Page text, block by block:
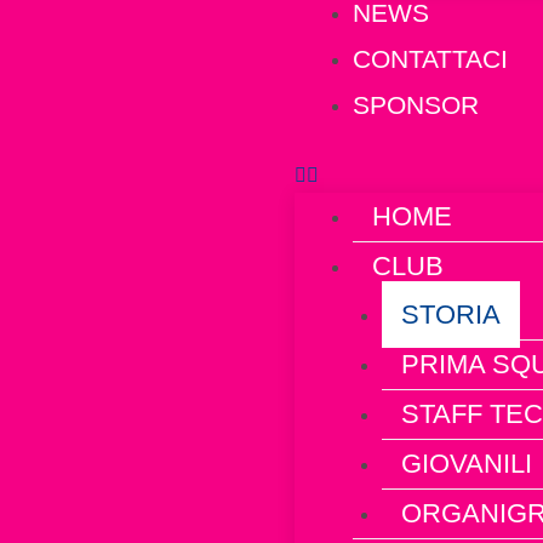
NEWS
CONTATTACI
SPONSOR
HOME
CLUB
STORIA
PRIMA
STAFF
GIOVANILI